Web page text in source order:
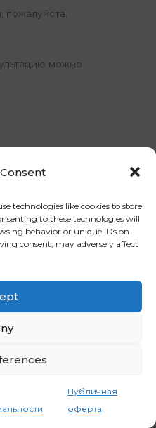
technologies like cookies to store
to these technologies will
behavior or unique IDs on
consent, may adversely affect
Публичная
оферта
пожалуйста,
можно
© 2026
и дисклеймер